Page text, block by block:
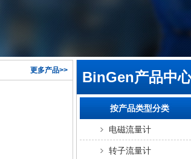
更多产品>> BinGen产品中
按产品类型分类
电磁流量计
转子流量计